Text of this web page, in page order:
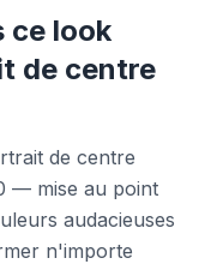
ce look
de centre
de centre
— mise au point
audacieuses
n'importe